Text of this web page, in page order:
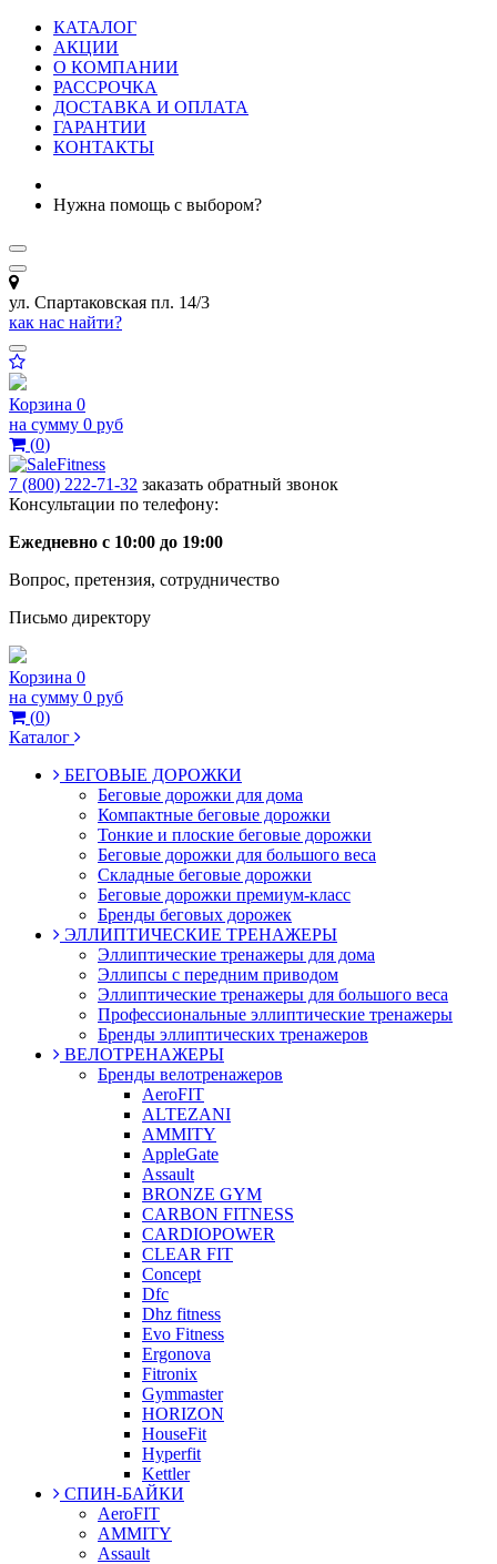
КАТАЛОГ
АКЦИИ
О КОМПАНИИ
РАССРОЧКА
ДОСТАВКА И ОПЛАТА
ГАРАНТИИ
КОНТАКТЫ
Нужна помощь с выбором?
ул. Спартаковская пл. 14/3
как нас найти?
Корзина 0
на сумму 0 руб
(0)
7 (800) 222-71-32 заказать обратный звонок
Консультации по телефону:
Ежедневно с 10:00 до 19:00
Вопрос, претензия, сотрудничество
Письмо директору
Корзина 0
на сумму 0 руб
(0)
Каталог
БЕГОВЫЕ ДОРОЖКИ
Беговые дорожки для дома
Компактные беговые дорожки
Тонкие и плоские беговые дорожки
Беговые дорожки для большого веса
Складные беговые дорожки
Беговые дорожки премиум-класс
Бренды беговых дорожек
ЭЛЛИПТИЧЕСКИЕ ТРЕНАЖЕРЫ
Эллиптические тренажеры для дома
Эллипсы с передним приводом
Эллиптические тренажеры для большого веса
Профессиональные эллиптические тренажеры
Бренды эллиптических тренажеров
ВЕЛОТРЕНАЖЕРЫ
Бренды велотренажеров
AeroFIT
ALTEZANI
AMMITY
AppleGate
Assault
BRONZE GYM
CARBON FITNESS
CARDIOPOWER
CLEAR FIT
Concept
Dfc
Dhz fitness
Evo Fitness
Ergonova
Fitronix
Gymmaster
HORIZON
HouseFit
Hyperfit
Kettler
СПИН-БАЙКИ
AeroFIT
AMMITY
Assault